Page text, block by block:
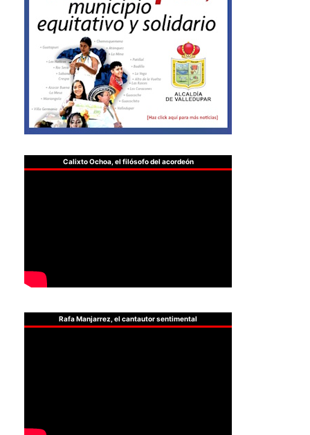
Calixto Ochoa, el filósofo del acordeón
Rafa Manjarrez, el cantautor sentimental